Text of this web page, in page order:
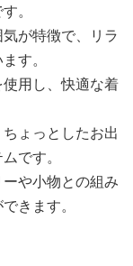
。
が特徴で、リラ
す。
用し、快適な着
ょっとしたお出
です。
や小物との組み
きます。